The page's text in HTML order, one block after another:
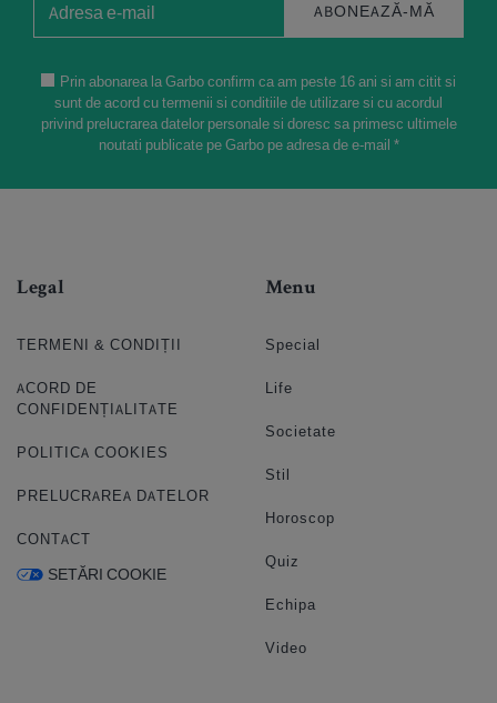
ABONEAZĂ-MĂ
Prin abonarea la Garbo confirm ca am peste 16 ani si am citit si
sunt de acord cu termenii si conditiile de utilizare si cu acordul
privind prelucrarea datelor personale si doresc sa primesc ultimele
noutati publicate pe Garbo pe adresa de e-mail *
Legal
TERMENI & CONDIȚII
ACORD DE
CONFIDENȚIALITATE
POLITICA COOKIES
PRELUCRAREA DATELOR
CONTACT
SETĂRI COOKIE
Menu
Special
Life
Societate
Stil
Horoscop
Quiz
Echipa
Video